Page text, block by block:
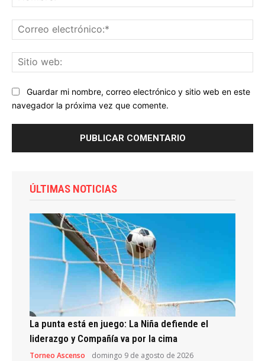
Guardar mi nombre, correo electrónico y sitio web en este
navegador la próxima vez que comente.
ÚLTIMAS NOTICIAS
La punta está en juego: La Niña defiende el
liderazgo y Compañía va por la cima
Torneo Ascenso domingo 9 de agosto de 2026